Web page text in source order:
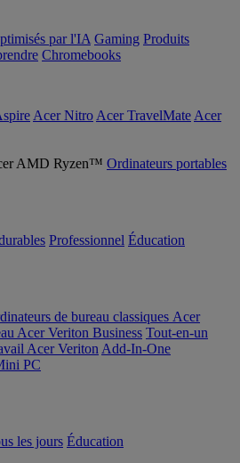
par l'IA Gaming Produits
Chromebooks
Acer Nitro Acer TravelMate Acer
Ordinateurs portables
Professionnel Éducation
de bureau classiques Acer
Acer Veriton Business Tout-en-un
Acer Veriton Add-In-One
PC
les jours Éducation